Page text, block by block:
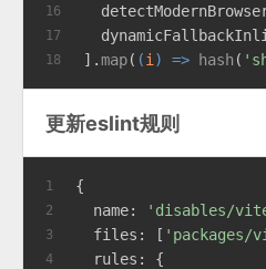
16
17
18
].map( (i ) => hash (
更新eslint规则
1
2
3
4
{
name: 'disables/
files : [
rules : {